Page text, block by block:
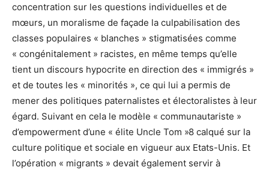
concentration sur les questions individuelles et de
mœurs, un moralisme de façade la culpabilisation des
classes populaires « blanches » stigmatisées comme
« congénitalement » racistes, en même temps qu’elle
tient un discours hypocrite en direction des « immigrés »
et de toutes les « minorités », ce qui lui a permis de
mener des politiques paternalistes et électoralistes à leur
égard. Suivant en cela le modèle « communautariste »
d’empowerment d’une « élite Uncle Tom »8 calqué sur la
culture politique et sociale en vigueur aux Etats-Unis. Et
l’opération « migrants » devait également servir à